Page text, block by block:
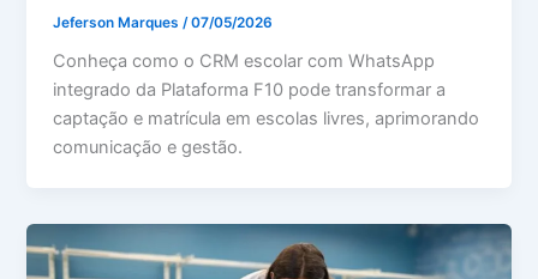
Jeferson Marques /07/05/2026
Conheça como o CRM escolar com WhatsApp
integrado da Plataforma F10 pode transformar a
captação e matrícula em escolas livres, aprimorando
comunicação e gestão.